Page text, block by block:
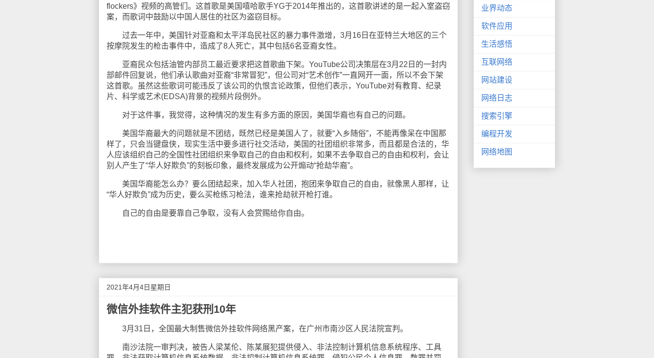
flockers》视频的高管们。这首歌是美国嘻哈歌手YG于2014年推出的，这首歌讲述的是一起入室盗窃
案，而歌词中鼓励以中国人居住的社区为盗窃目标。
过去一年中，美国针对亚裔和太平洋岛民社区的暴力事件激增，3月16日在亚特兰大地区的三个
按摩院发生的枪击事件中，造成了8人死亡，其中包括6名亚裔女性。
亚裔民众包括油管内部员工最近要求把这首歌曲下架。YouTube公司决策层在3月22日的一封内
部邮件回复说，他们承认歌曲对亚裔“非常冒犯”，但公司对“艺术创作”一直网开一面，所以不会下架
这首歌。虽然这些歌词可能违反了该公司的仇恨言论政策，但他们表示，YouTube对有教育、纪录
片、科学或艺术(EDSA)背景的视频片段例外。
对于这件事，我觉得，这种情况的发生有多方面的原因，美国华裔也有自己的问题。
美国华裔最大的问题就是不团结，既然已经是美国人了，就要“入乡随俗”，不能再像呆在中国那
样了，只会当键盘侠，现实生活中要多进行社交活动，美国的社团组织非常多，而且都是合法的，华
人应该组织自己的全国性社团组织来争取自己的自由和权利，如果不去争取自己的自由和权利，会让
别人产生了“华人好欺负”的刻板印象，最终发展成为公开煽动“抢劫华裔”。
美国华裔能怎么办？要么团结起来，加入华人社团，抱团来争取自己的自由，就像黑人那样，让
“华人好欺负”成为历史，要么买枪练习枪法，谁来抢劫就开枪打谁。
自己的自由是要靠自己争取，没有人会赏赐给你自由。
2021年4月4日星期日
微信外挂软件主犯获刑10年
3月31日，全国最大制售微信外挂软件网络黑产案，在广州市南沙区人民法院宣判。
南沙法院一审判决，被告人梁某伦、陈某展犯提供侵入、非法控制计算机信息系统程序、工具
业界动态
软件应用
生活感悟
互联网络
网站建设
网络日志
搜索引擎
编程开发
网络地图